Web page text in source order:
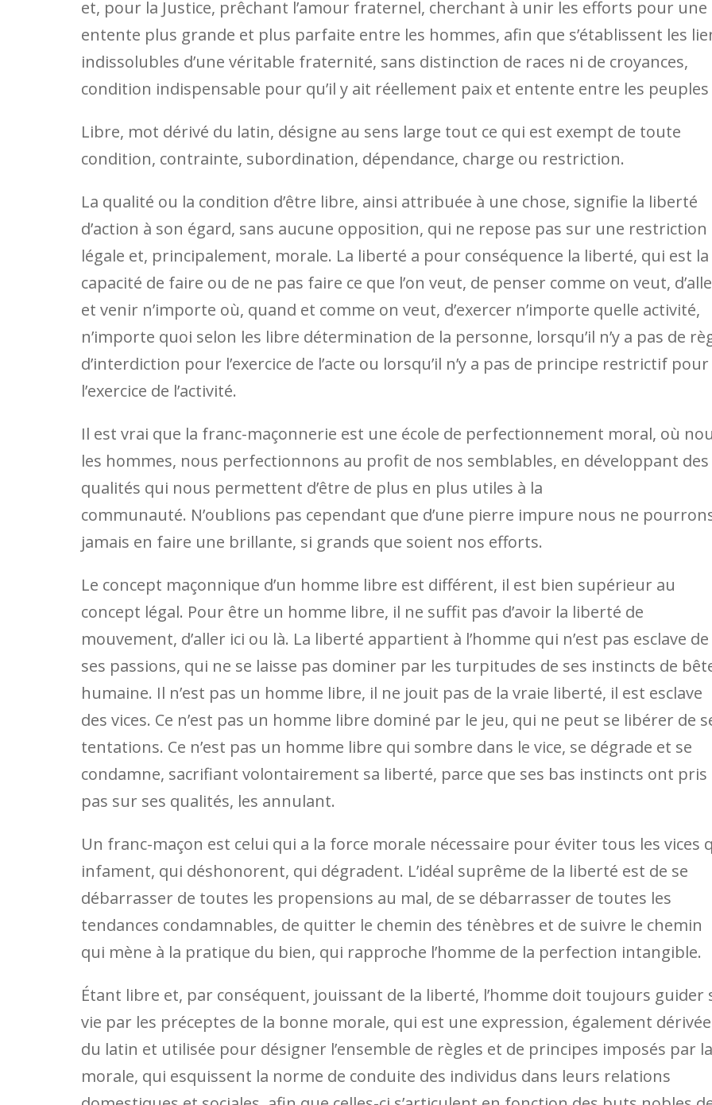
et, pour la Justice, prêchant l’amour fraternel, cherchant à unir les efforts pour une
entente plus grande et plus parfaite entre les hommes, afin que s’établissent les
indissolubles d’une véritable fraternité, sans distinction de races ni de croyances,
condition indispensable pour qu’il y ait réellement paix et entente entre les peuples
Libre, mot dérivé du latin, désigne au sens large tout ce qui est exempt de toute
condition, contrainte, subordination, dépendance, charge ou restriction.
La qualité ou la condition d’être libre, ainsi attribuée à une chose, signifie la liberté
d’action à son égard, sans aucune opposition, qui ne repose pas sur une restriction
légale et, principalement, morale. La liberté a pour conséquence la liberté, qui est la
capacité de faire ou de ne pas faire ce que l’on veut, de penser comme on veut,
et venir n’importe où, quand et comme on veut, d’exercer n’importe quelle activité,
n’importe quoi selon les libre détermination de la personne, lorsqu’il n’y a pas de
d’interdiction pour l’exercice de l’acte ou lorsqu’il n’y a pas de principe restrictif pour
l’exercice de l’activité.
Il est vrai que la franc-maçonnerie est une école de perfectionnement moral, où
les hommes, nous perfectionnons au profit de nos semblables, en développant des
qualités qui nous permettent d’être de plus en plus utiles à la
communauté. N’oublions pas cependant que d’une pierre impure nous ne
jamais en faire une brillante, si grands que soient nos efforts.
Le concept maçonnique d’un homme libre est différent, il est bien supérieur au
concept légal. Pour être un homme libre, il ne suffit pas d’avoir la liberté de
mouvement, d’aller ici ou là. La liberté appartient à l’homme qui n’est pas esclave de
ses passions, qui ne se laisse pas dominer par les turpitudes de ses instincts de
humaine. Il n’est pas un homme libre, il ne jouit pas de la vraie liberté, il est esclave
des vices. Ce n’est pas un homme libre dominé par le jeu, qui ne peut se libérer de
tentations. Ce n’est pas un homme libre qui sombre dans le vice, se dégrade et se
condamne, sacrifiant volontairement sa liberté, parce que ses bas instincts ont pris
pas sur ses qualités, les annulant.
Un franc-maçon est celui qui a la force morale nécessaire pour éviter tous les vices
infament, qui déshonorent, qui dégradent. L’idéal suprême de la liberté est de se
débarrasser de toutes les propensions au mal, de se débarrasser de toutes les
tendances condamnables, de quitter le chemin des ténèbres et de suivre le chemin
qui mène à la pratique du bien, qui rapproche l’homme de la perfection intangible.
Étant libre et, par conséquent, jouissant de la liberté, l’homme doit toujours guider
vie par les préceptes de la bonne morale, qui est une expression, également dérivée
du latin et utilisée pour désigner l’ensemble de règles et de principes imposés par la
morale, qui esquissent la norme de conduite des individus dans leurs relations